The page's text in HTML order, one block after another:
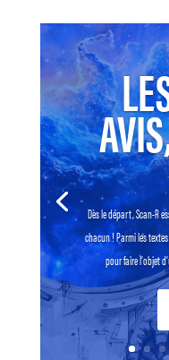
Dès le départ, Scan-R
chacun ! Parmi les
pour faire l’objet